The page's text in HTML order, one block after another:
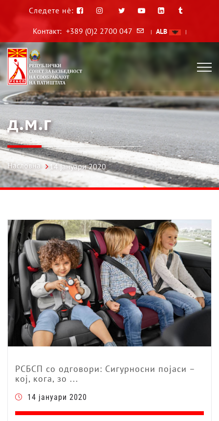
Следете нè:
Контакт: +389 (0)2 2700 047 | ALB |
д.м.г
Насловна 14 јануари 2020
РСБСП со одговори: Сигурносни појаси –
кој, кога, зо ...
14 јануари 2020